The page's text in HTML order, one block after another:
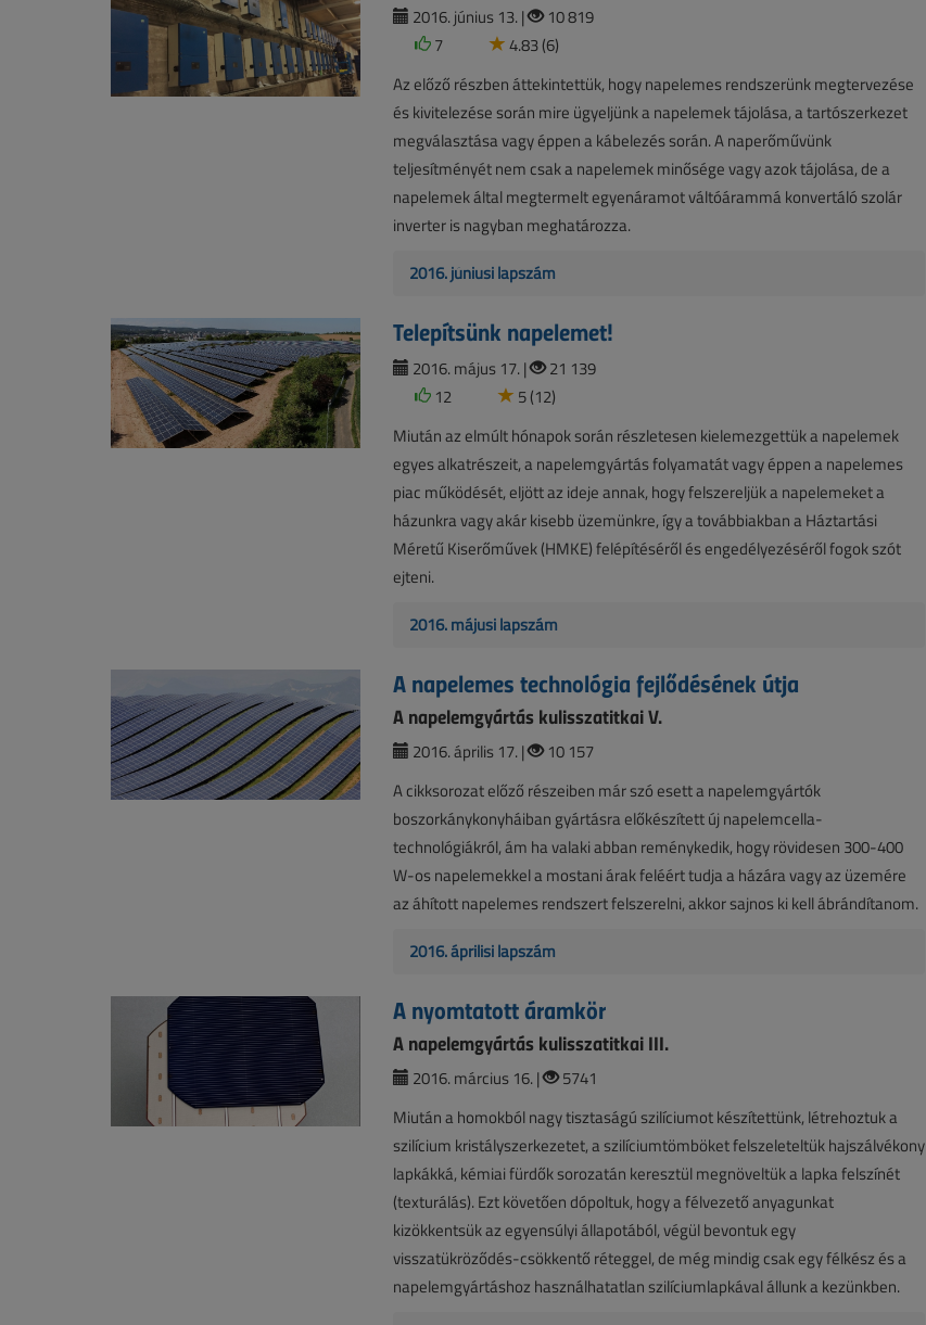
2016. június 13. |
10 819
7
4.83 (6)
Az előző részben áttekintettük, hogy napelemes rendszerünk megtervezése
és kivitelezése során mire ügyeljünk a napelemek tájolása, a tartószerkezet
megválasztása vagy éppen a kábelezés során. A naperőművünk
teljesítményét nem csak a napelemek minősége vagy azok tájolása, de a
napelemek által megtermelt egyenáramot váltóárammá konvertáló szolár
inverter is nagyban meghatározza.
2016. júniusi lapszám
Telepítsünk napelemet!
2016. május 17. |
21 139
12
5 (12)
Miután az elmúlt hónapok során részletesen kielemezgettük a napelemek
egyes alkatrészeit, a napelemgyártás folyamatát vagy éppen a napelemes
piac működését, eljött az ideje annak, hogy felszereljük a napelemeket a
házunkra vagy akár kisebb üzemünkre, így a továbbiakban a Háztartási
Méretű Kiserőművek (HMKE) felépítéséről és engedélyezéséről fogok szót
ejteni.
2016. májusi lapszám
A napelemes technológia fejlődésének útja
A napelemgyártás kulisszatitkai V.
2016. április 17. |
10 157
A cikksorozat előző részeiben már szó esett a napelemgyártók
boszorkánykonyháiban gyártásra előkészített új napelemcella-
technológiákról, ám ha valaki abban reménykedik, hogy rövidesen 300-400
W-os napelemekkel a mostani árak feléért tudja a házára vagy az üzemére
az áhított napelemes rendszert felszerelni, akkor sajnos ki kell ábrándítanom.
2016. áprilisi lapszám
A nyomtatott áramkör
A napelemgyártás kulisszatitkai III.
2016. március 16. |
5741
Miután a homokból nagy tisztaságú szilíciumot készítettünk, létrehoztuk a
szilícium kristályszerkezetet, a szilíciumtömböket felszeleteltük hajszálvékony
lapkákká, kémiai fürdők sorozatán keresztül megnöveltük a lapka felszínét
(texturálás). Ezt követően dópoltuk, hogy a félvezető anyagunkat
kizökkentsük az egyensúlyi állapotából, végül bevontuk egy
visszatükröződés-csökkentő réteggel, de még mindig csak egy félkész és a
napelemgyártáshoz használhatatlan szilíciumlapkával állunk a kezünkben.